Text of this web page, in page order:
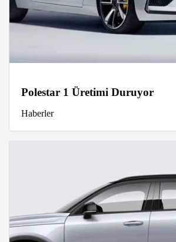
Polestar 1 Üretimi Duruyor
Haberler